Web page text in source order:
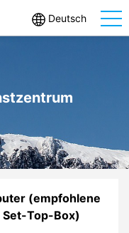
Deutsch
(empfohlene
Top-Box)